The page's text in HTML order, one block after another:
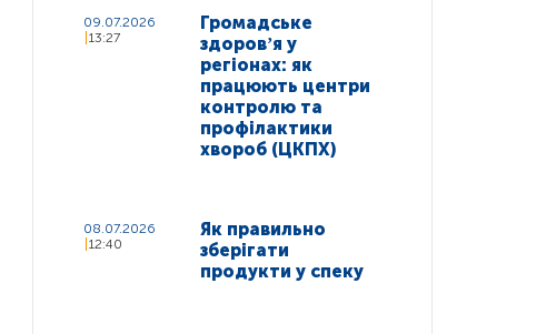
09.07.2026
13:27
Громадське
здоровʼя у
регіонах: як
працюють центри
контролю та
профілактики
хвороб (ЦКПХ)
08.07.2026
12:40
Як правильно
зберігати
продукти у спеку